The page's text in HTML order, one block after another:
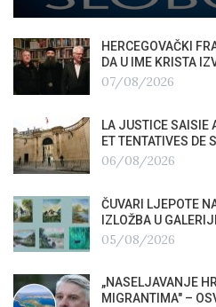
HERCEGOVAČKI
DA U IME KRISTA
07/08/2026
LA JUSTICE SAISIE
ET TENTATIVES DE
06/08/2026
ČUVARI LJEPOTE
IZLOŽBA U
05/08/2026
„NASELJAVANJE
MIGRANTIMA″ –